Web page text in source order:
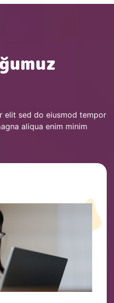
elit sed do eiusmod tempor
aliqua enim minim